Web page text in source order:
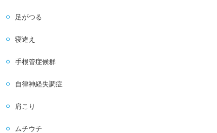
足がつる
寝違え
手根管症候群
自律神経失調症
肩こり
ムチウチ